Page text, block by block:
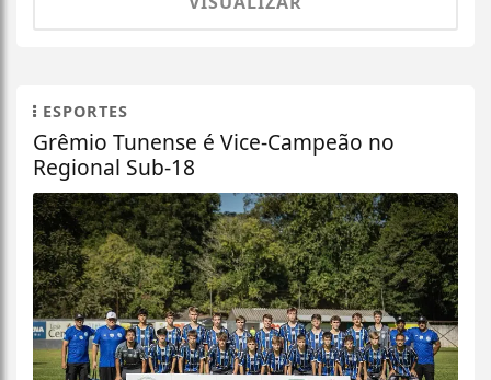
ESPORTES
Grêmio Tunense é Vice-Campeão no
Regional Sub-18